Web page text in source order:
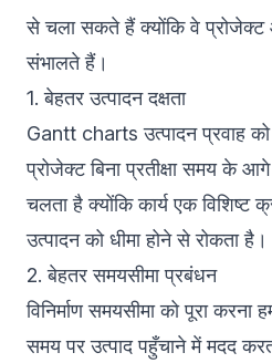
से चला सकते हैं क्योंकि वे प्रोजेक्ट
संभालते हैं।
1. बेहतर उत्पादन दक्षता
Gantt charts उत्पादन प्रवाह
प्रोजेक्ट बिना प्रतीक्षा समय के
चलता है क्योंकि कार्य एक विशिष्ट
उत्पादन को धीमा होने से रोकता है।
2. बेहतर समयसीमा प्रबंधन
विनिर्माण समयसीमा को पूरा करना
समय पर उत्पाद पहुँचाने में मदद